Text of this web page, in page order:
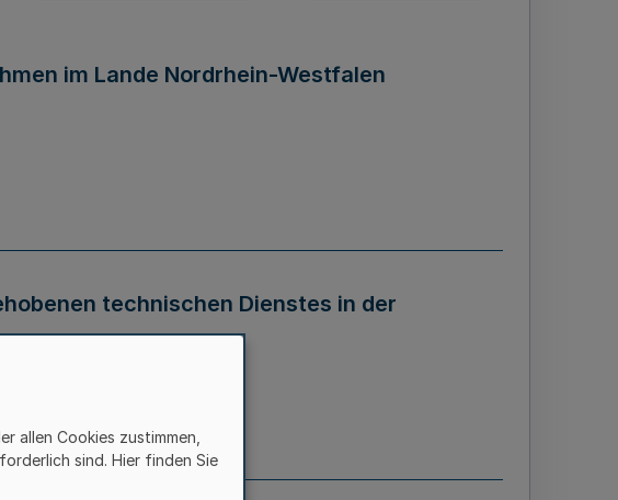
im Lande Nordrhein-Westfalen
technischen Dienstes in der
(VAPgtD StAV)
allen Cookies zustimmen,
sind. Hier finden Sie